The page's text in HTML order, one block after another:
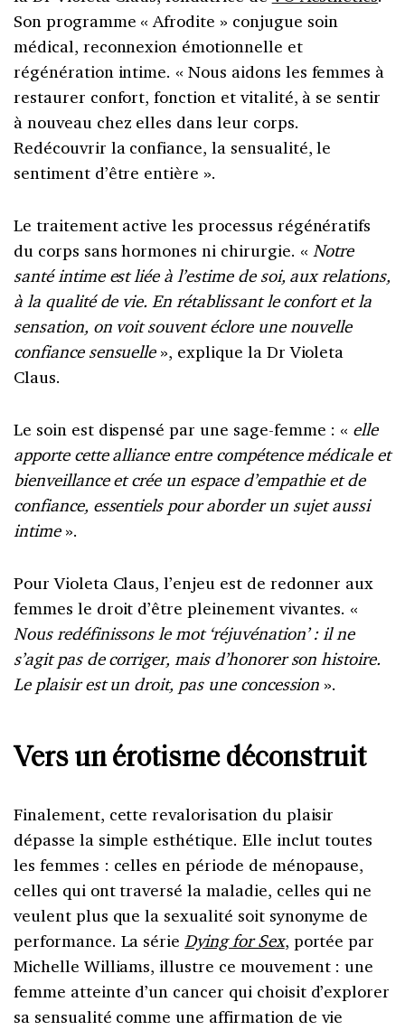
Son programme « Afrodite » conjugue soin
médical, reconnexion émotionnelle et
régénération intime. « Nous aidons les femmes à
restaurer confort, fonction et vitalité, à se sentir
à nouveau chez elles dans leur corps.
Redécouvrir la confiance, la sensualité, le
sentiment d’être entière ».
Le traitement active les processus régénératifs
du corps sans hormones ni chirurgie. « Notre
santé intime est liée à l’estime de soi, aux relations,
à la qualité de vie. En rétablissant le confort et la
sensation, on voit souvent éclore une nouvelle
confiance sensuelle», explique la Dr Violeta
Claus.
Le soin est dispensé par une sage-femme : « elle
apporte cette alliance entre compétence médicale et
bienveillance et crée un espace d’empathie et de
confiance, essentiels pour aborder un sujet aussi
intime».
Pour Violeta Claus, l’enjeu est de redonner aux
femmes le droit d’être pleinement vivantes. «
Nous redéfinissons le mot ‘réjuvénation’ : il ne
s’agit pas de corriger, mais d’honorer son histoire.
Le plaisir est un droit, pas une concession ».
Vers un érotisme déconstruit
Finalement, cette revalorisation du plaisir
dépasse la simple esthétique. Elle inclut toutes
les femmes : celles en période de ménopause,
celles qui ont traversé la maladie, celles qui ne
veulent plus que la sexualité soit synonyme de
performance. La sérieDying for Sex, portée par
Michelle Williams, illustre ce mouvement : une
femme atteinte d’un cancer qui choisit d’explorer
sa sensualité comme une affirmation de vie